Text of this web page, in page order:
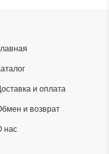
и оплата
и возврат
нас